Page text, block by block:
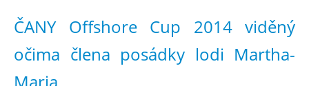
Převzaté články ze zahraničí
ČANY Offshore Cup 2014 viděný
očima člena posádky lodi Martha-